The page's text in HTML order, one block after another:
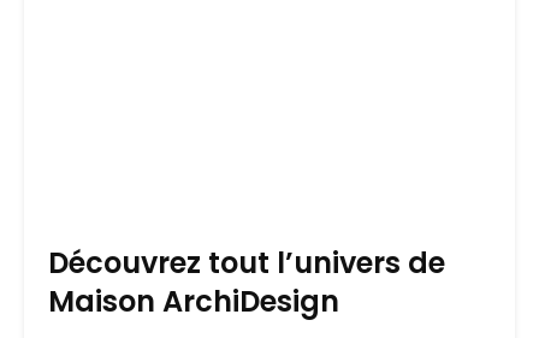
Découvrez tout l’univers de
Maison ArchiDesign